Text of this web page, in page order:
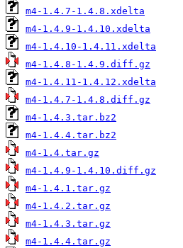
m4-1.4.7-1.4.8.xdelta
m4-1.4.9-1.4.10.xdelta
m4-1.4.10-1.4.11.xdelta
m4-1.4.8-1.4.9.diff.gz
m4-1.4.11-1.4.12.xdelta
m4-1.4.7-1.4.8.diff.gz
m4-1.4.3.tar.bz2
m4-1.4.4.tar.bz2
m4-1.4.tar.gz
m4-1.4.9-1.4.10.diff.gz
m4-1.4.1.tar.gz
m4-1.4.2.tar.gz
m4-1.4.3.tar.gz
m4-1.4.4.tar.gz